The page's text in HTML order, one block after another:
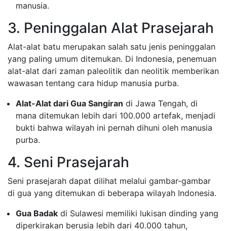
manusia.
3. Peninggalan Alat Prasejarah
Alat-alat batu merupakan salah satu jenis peninggalan
yang paling umum ditemukan. Di Indonesia, penemuan
alat-alat dari zaman paleolitik dan neolitik memberikan
wawasan tentang cara hidup manusia purba.
Alat-Alat dari Gua Sangiran di Jawa Tengah, di
mana ditemukan lebih dari 100.000 artefak, menjadi
bukti bahwa wilayah ini pernah dihuni oleh manusia
purba.
4. Seni Prasejarah
Seni prasejarah dapat dilihat melalui gambar-gambar
di gua yang ditemukan di beberapa wilayah Indonesia.
Gua Badak di Sulawesi memiliki lukisan dinding yang
diperkirakan berusia lebih dari 40.000 tahun,